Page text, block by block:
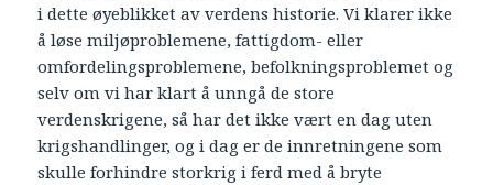
i dette øyeblikket av verdens historie. Vi klarer ikke
å løse miljøproblemene, fattigdom- eller
omfordelingsproblemene, befolkningsproblemet og
selv om vi har klart å unngå de store
verdenskrigene, så har det ikke vært en dag uten
krigshandlinger, og i dag er de innretningene som
skulle forhindre storkrig i ferd med å bryte